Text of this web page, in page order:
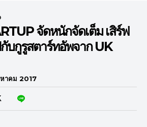
จัดหนักจัดเต็ม เสิร์ฟ
บกูรูสตาร์ทอัพจาก UK
าคม 2017